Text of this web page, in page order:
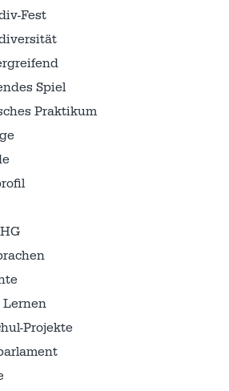
Fest
Spiel
Praktikum
Lernen
Projekte